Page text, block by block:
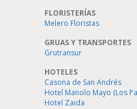
FLORISTERÍAS
Melero Floristas
GRUAS Y TRANSPORTES
Grutransur
HOTELES
Casona de San Andrés
Hotel Manolo Mayo (Los
Hotel Zaida